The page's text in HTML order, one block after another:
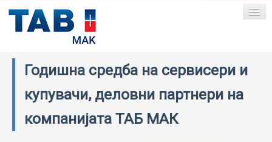
ПОЧЕТНА
СТАРТЕР БАТЕРИИ
ИНДУСТРИСКИ БАТЕРИИ
Годишна средба на сервисери и
купувачи, деловни партнери на
компанијата ТАБ МАК